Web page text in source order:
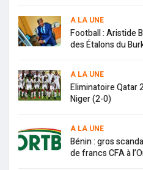
A LA UNE
Football : Aristide
des Étalons du
A LA UNE
Eliminatoire Qatar
Niger (2-0)
A LA UNE
Bénin : gros
de francs CFA à